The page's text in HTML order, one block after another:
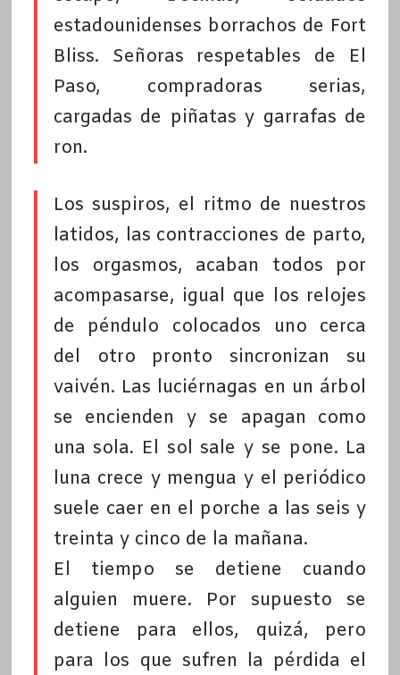
estadounidenses borrachos de Fort
Bliss. Señoras respetables de El
Paso, compradoras serias,
cargadas de piñatas y garrafas de
ron.
Los suspiros, el ritmo de nuestros
latidos, las contracciones de parto,
los orgasmos, acaban todos por
acompasarse, igual que los relojes
de péndulo colocados uno cerca
del otro pronto sincronizan su
vaivén. Las luciérnagas en un árbol
se encienden y se apagan como
una sola. El sol sale y se pone. La
luna crece y mengua y el periódico
suele caer en el porche a las seis y
treinta y cinco de la mañana.
El tiempo se detiene cuando
alguien muere. Por supuesto se
detiene para ellos, quizá, pero
para los que sufren la pérdida el